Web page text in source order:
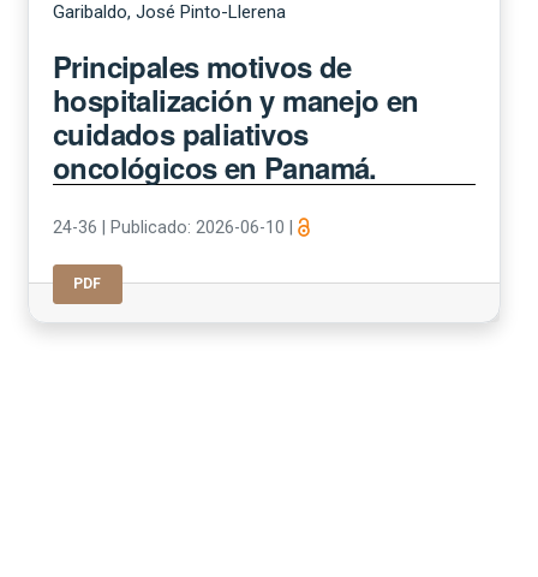
Garibaldo, José Pinto-Llerena
Principales motivos de
hospitalización y manejo en
cuidados paliativos
oncológicos en Panamá.
24-36 Publicado: 2026-06-10
PDF